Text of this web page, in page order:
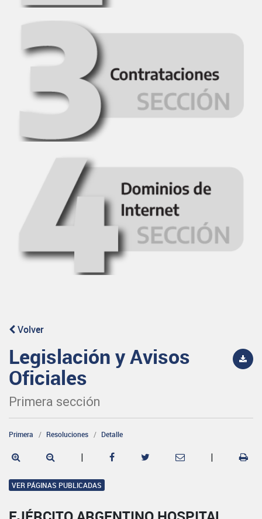
Volver
Legislación y Avisos
Oficiales
Primera sección
Primera Resoluciones Detalle
| |
VER PÁGINAS PUBLICADAS